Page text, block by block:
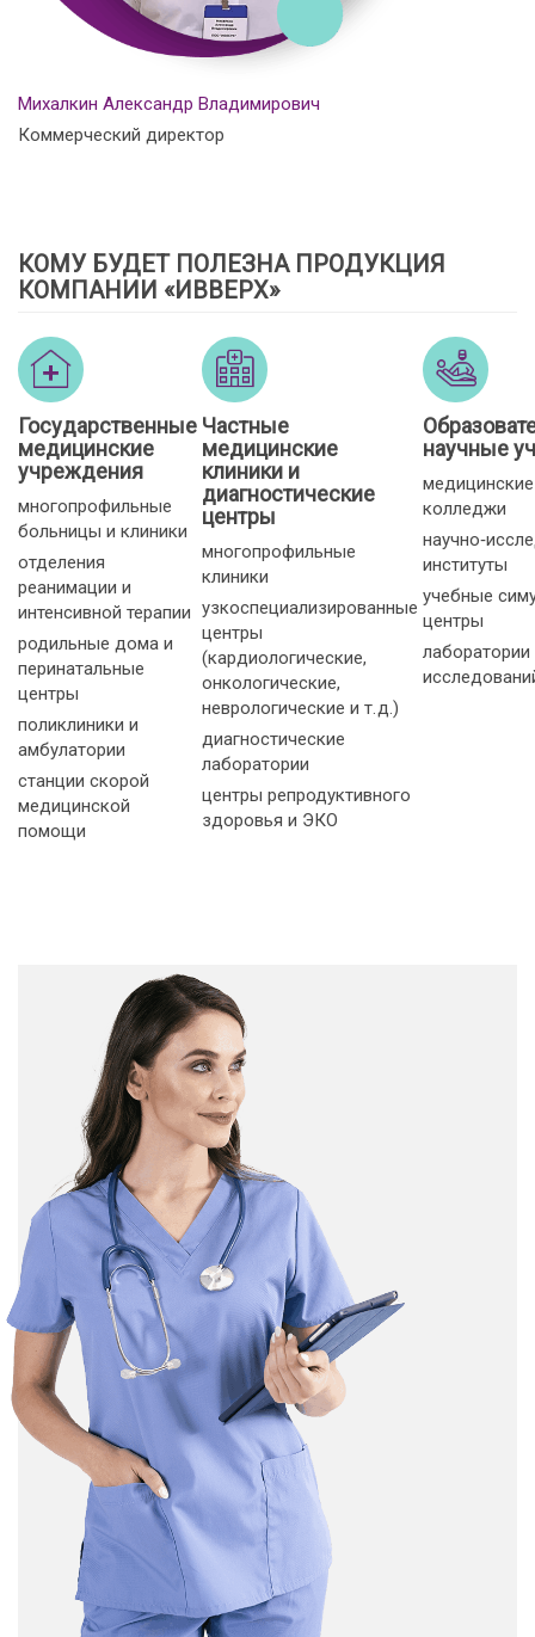
Михалкин Александр Владимирович
Коммерческий директор
КОМУ БУДЕТ ПОЛЕЗНА ПРОДУКЦИЯ
КОМПАНИИ «ИВВЕРХ»
Государственные
медицинские
учреждения
многопрофильные
больницы и клиники
отделения
реанимации и
интенсивной терапии
родильные дома и
перинатальные
центры
поликлиники и
амбулатории
станции скорой
медицинской
помощи
Частные
медицинские
клиники и
диагностические
центры
многопрофильные
клиники
узкоспециализированные
центры
(кардиологические,
онкологические,
неврологические и т. д.)
диагностические
лаборатории
центры репродуктивного
здоровья и ЭКО
научные
колледжи
институты
учебные
центры
лаборатории